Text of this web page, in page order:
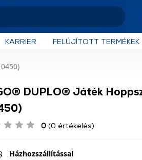
KARRIER FELÚJÍTOTT TERMÉKEK
DUPLO® Játék
0 (0 értékelés)
Házhozszállítással